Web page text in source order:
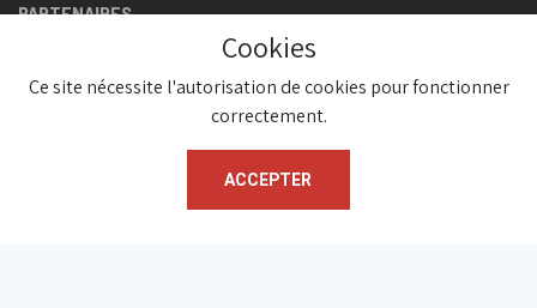
PARTENAIRES
© JazzInBelgium 2026 ( Version 1.1.2)
Cookies
Ce site nécessite l'autorisation de cookies pour fonctionner
correctement.
ACCEPTER